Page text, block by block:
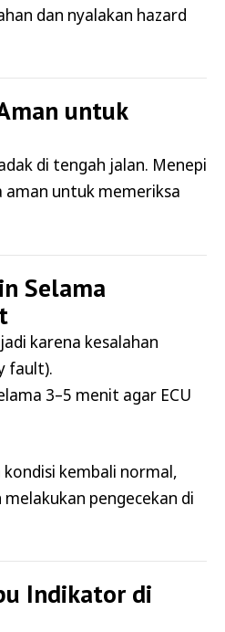
dan nyalakan hazard
untuk
di tengah jalan. Menepi
aman untuk memeriksa
Selama
karena kesalahan
fault).
3–5 menit agar ECU
kondisi kembali normal,
pengecekan di
Indikator di